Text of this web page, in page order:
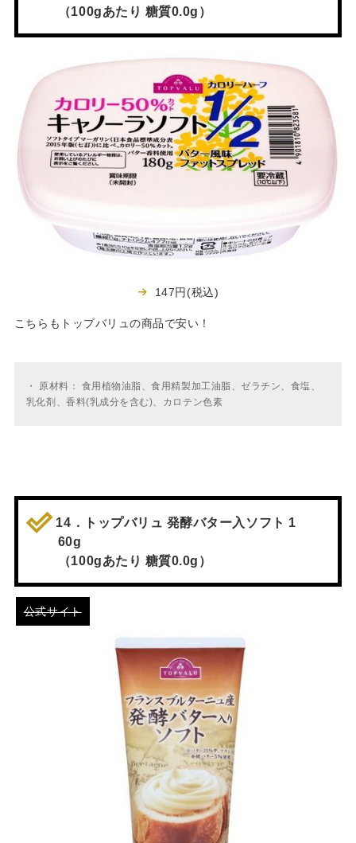
（100gあたり 糖質0.0g）
147円(税込)
こちらもトップバリュの商品で安い！
・
原材料： 食用植物油脂、食用精製加工油脂、ゼラチン、食塩、
乳化剤、香料(乳成分を含む)、カロテン色素
14．トップバリュ 発酵バター入ソフト 1
60g
（100gあたり 糖質0.0g）
公式サイト